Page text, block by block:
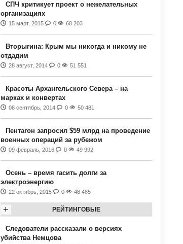
СПЧ критикует проект о нежелательных
организациях
15 март, 2015 0 68 203
Вторыгина: Крым мы никогда и никому не
отдадим
28 август, 2014 0 51 551
Красоты Архангельского Севера – на
марках и конвертах
08 сентябрь, 2014 0 50 481
Пентагон запросил $59 млрд на проведение
военных операций за рубежом
09 февраль, 2016 0 49 992
Осень – время гасить долги за
электроэнергию
22 октябрь, 2015 0 48 485
РЕЙТИНГОВЫЕ
+
Следователи рассказали о версиях
убийства Немцова